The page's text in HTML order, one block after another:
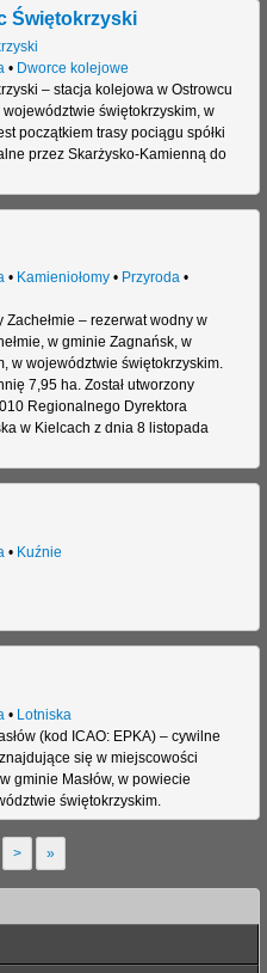
Świętokrzyski
• Dworce kolejowe
– stacja kolejowa w Ostrowcu
świętokrzyskim, w
początkiem trasy pociągu spółki
przez Skarżysko-Kamienną do
• Kamieniołomy• Przyroda•
Zachełmie – rezerwat wodny w
w gminie Zagnańsk, w
w województwie świętokrzyskim.
7,95 ha. Został utworzony
Regionalnego Dyrektora
w Kielcach z dnia 8 listopada
• Kuźnie
• Lotniska
(kod ICAO: EPKA) – cywilne
się w miejscowości
gminie Masłów, w powiecie
świętokrzyskim.
> »